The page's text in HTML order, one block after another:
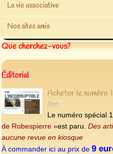
La vie associative
Nos sites amis
Que cherchez-vous?
Éditorial
Acheter le numéro
29 juin
Le numéro spécial
de Robespierre »est paru. Des
aucune revue en kiosque
À commander ici au prix de 9